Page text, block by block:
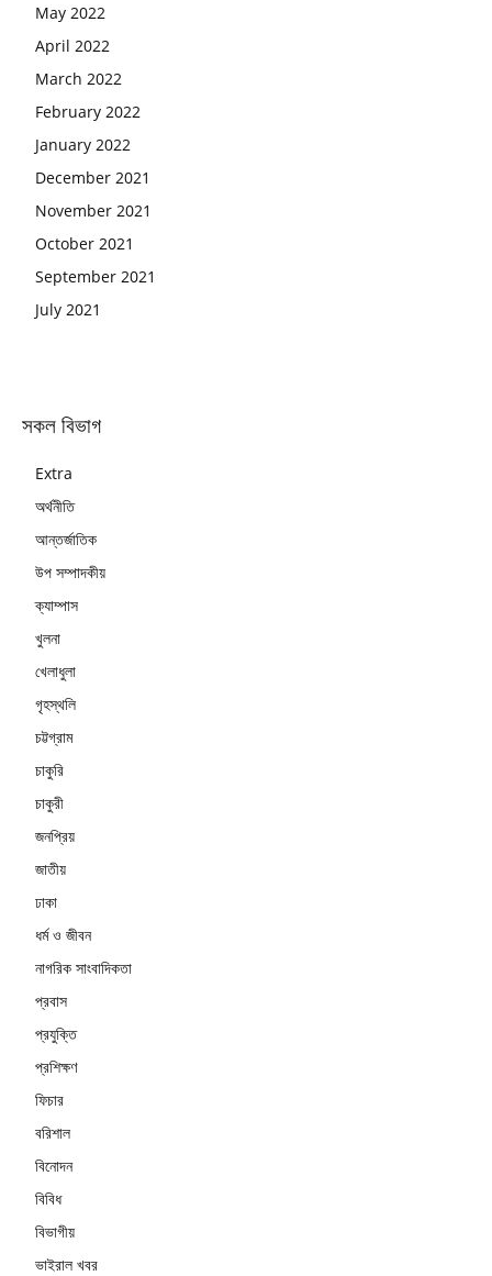
May 2022
April 2022
March 2022
February 2022
January 2022
December 2021
November 2021
October 2021
September 2021
July 2021
সকল বিভাগ
Extra
অর্থনীতি
আন্তর্জাতিক
উপ সম্পাদকীয়
ক্যাম্পাস
খুলনা
খেলাধুলা
গৃহস্থলি
চট্টগ্রাম
চাকুরি
চাকুরী
জনপ্রিয়
জাতীয়
ঢাকা
ধর্ম ও জীবন
নাগরিক সাংবাদিকতা
প্রবাস
প্রযুক্তি
প্রশিক্ষণ
ফিচার
বরিশাল
বিনোদন
বিবিধ
বিভাগীয়
ভাইরাল খবর